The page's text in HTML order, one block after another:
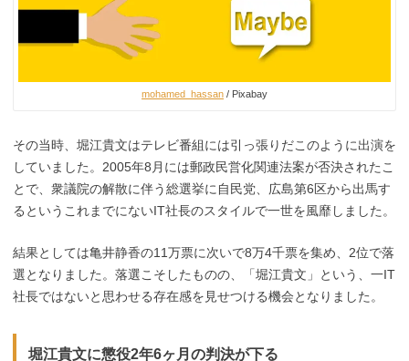
mohamed_hassan / Pixabay
その当時、堀江貴文はテレビ番組には引っ張りだこのように出演を
していました。2005年8月には郵政民営化関連法案が否決されたこ
とで、衆議院の解散に伴う総選挙に自民党、広島第6区から出馬す
るというこれまでにないIT社長のスタイルで一世を風靡しました。
結果としては亀井静香の11万票に次いで8万4千票を集め、2位で落
選となりました。落選こそしたものの、「堀江貴文」という、一IT
社長ではないと思わせる存在感を見せつける機会となりました。
堀江貴文に懲役2年6ヶ月の判決が下る